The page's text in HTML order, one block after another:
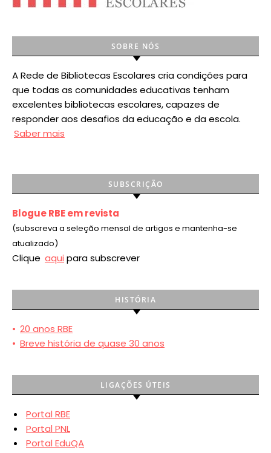
SOBRE NÓS
A Rede de Bibliotecas Escolares cria condições para
que todas as comunidades educativas tenham
excelentes bibliotecas escolares, capazes de
responder aos desafios da educação e da escola.
Saber mais
SUBSCRIÇÃO
Blogue RBE em revista
(subscreva a seleção mensal de artigos e mantenha-se
atualizado)
Clique aqui para subscrever
HISTÓRIA
• 20 anos RBE
• Breve história de quase 30 anos
LIGAÇÕES ÚTEIS
Portal RBE
Portal PNL
Portal EduQA